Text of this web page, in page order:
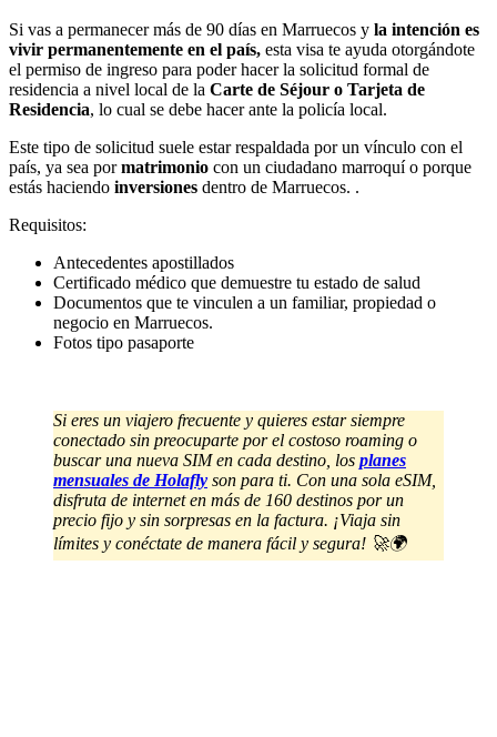
Si vas a permanecer más de 90 días en Marruecos y la intención es
vivir permanentemente en el país, esta visa te ayuda otorgándote
el permiso de ingreso para poder hacer la solicitud formal de
residencia a nivel local de la Carte de Séjour o Tarjeta de
Residencia, lo cual se debe hacer ante la policía local.
Este tipo de solicitud suele estar respaldada por un vínculo con el
país, ya sea pormatrimonio con un ciudadano marroquí o porque
estás haciendo inversiones dentro de Marruecos. .
Requisitos:
Antecedentes apostillados
Certificado médico que demuestre tu estado de salud
Documentos que te vinculen a un familiar, propiedad o
negocio en Marruecos.
Fotos tipo pasaporte
Si eres un viajero frecuente y quieres estar siempre
conectado sin preocuparte por el costoso roaming o
buscar una nueva SIM en cada destino, los planes
mensuales de Holafly son para ti. Con una sola eSIM,
disfruta de internet en más de 160 destinos por un
precio fijo y sin sorpresas en la factura. ¡Viaja sin
límites y conéctate de manera fácil y segura! 🚀🌍